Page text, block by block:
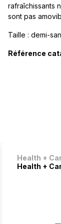
Health +
Health +
rafraîchissants
sont pas
Taille : demi-
Référence